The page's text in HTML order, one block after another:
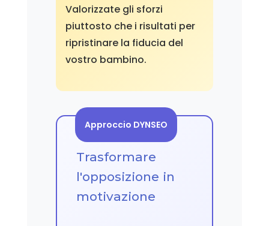
Valorizzate gli sforzi
piuttosto che i risultati per
ripristinare la fiducia del
vostro bambino.
Approccio DYNSEO
Trasformare
l'opposizione in
motivazione